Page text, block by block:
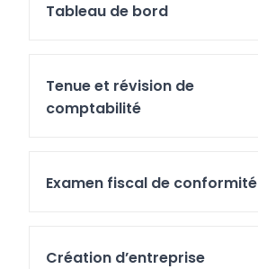
Tableau de bord
Tenue et révision de
comptabilité
Examen fiscal de conformité
Création d’entreprise